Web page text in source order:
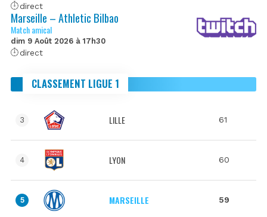
direct
Marseille – Athletic Bilbao
Match amical
dim 9 Août 2026 à 17h30
direct
CLASSEMENT LIGUE 1
3 LILLE 61
4 LYON 60
5 MARSEILLE 59